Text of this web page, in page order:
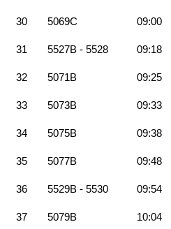
30 5069C 09:00
31 5527B - 5528 09:18
32 5071B 09:25
33 5073B 09:33
34 5075B 09:38
35 5077B 09:48
36 5529B - 5530 09:54
37 5079B 10:04